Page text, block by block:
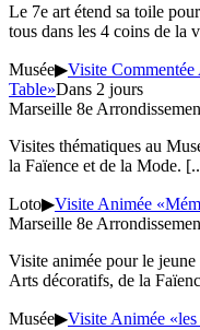
Le 7e art étend sa toile
tous dans les 4 coins de la
Musée▶Visite
Table»Dans 2 jours
Marseille 8e
Visites thématiques au
la Faïence et de la Mode.
Loto▶Visite Animée
Marseille 8e
Visite animée pour le
Arts décoratifs, de la
Musée▶Visite Animée